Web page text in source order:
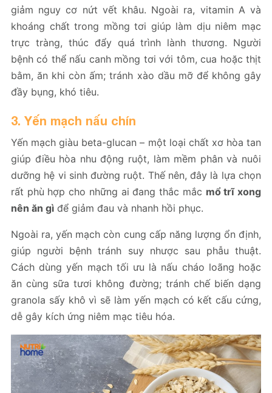
giảm nguy cơ nứt vết khâu. Ngoài ra, vitamin A và
khoáng chất trong mồng tơi giúp làm dịu niêm mạc
trực tràng, thúc đẩy quá trình lành thương. Người
bệnh có thể nấu canh mồng tơi với tôm, cua hoặc thịt
bằm, ăn khi còn ấm; tránh xào dầu mỡ để không gây
đầy bụng, khó tiêu.
3. Yến mạch nấu chín
Yến mạch giàu beta-glucan – một loại chất xơ hòa tan
giúp điều hòa nhu động ruột, làm mềm phân và nuôi
dưỡng hệ vi sinh đường ruột. Thế nên, đây là lựa chọn
rất phù hợp cho những ai đang thắc mắc mổ trĩ xong
nên ăn gì để giảm đau và nhanh hồi phục.
Ngoài ra, yến mạch còn cung cấp năng lượng ổn định,
giúp người bệnh tránh suy nhược sau phẫu thuật.
Cách dùng yến mạch tối ưu là nấu cháo loãng hoặc
ăn cùng sữa tươi không đường; tránh chế biến dạng
granola sấy khô vì sẽ làm yến mạch có kết cấu cứng,
dễ gây kích ứng niêm mạc tiêu hóa.